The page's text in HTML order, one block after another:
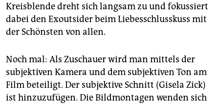
Kreisblende dreht sich langsam zu und fokussiert
dabei den Exoutsider beim Liebesschlusskuss mit
der Schönsten von allen.
Noch mal: Als Zuschauer wird man mittels der
subjektiven Kamera und dem subjektiven Ton am
Film beteiligt. Der subjektive Schnitt (Gisela Zick)
ist hinzuzufügen. Die Bildmontagen wenden sich